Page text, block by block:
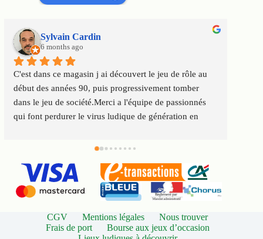
Sylvain Cardin
6 months ago
C'est dans ce magasin j ai découvert le jeu de rôle au
début des années 90, puis progressivement tomber
dans le jeu de société.Merci a l'équipe de passionnés
qui font perdurer le virus ludique de génération en
CGV Mentions légales
Nous trouver
Frais de port
Bourse aux jeux d’occasion